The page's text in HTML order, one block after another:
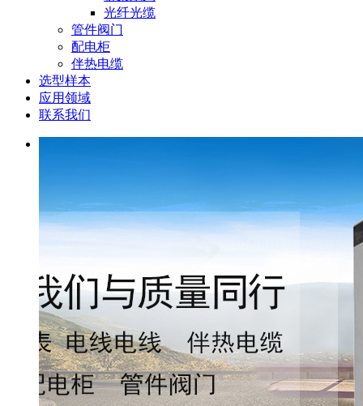
光纤光缆
管件阀门
配电柜
伴热电缆
选型样本
应用领域
联系我们